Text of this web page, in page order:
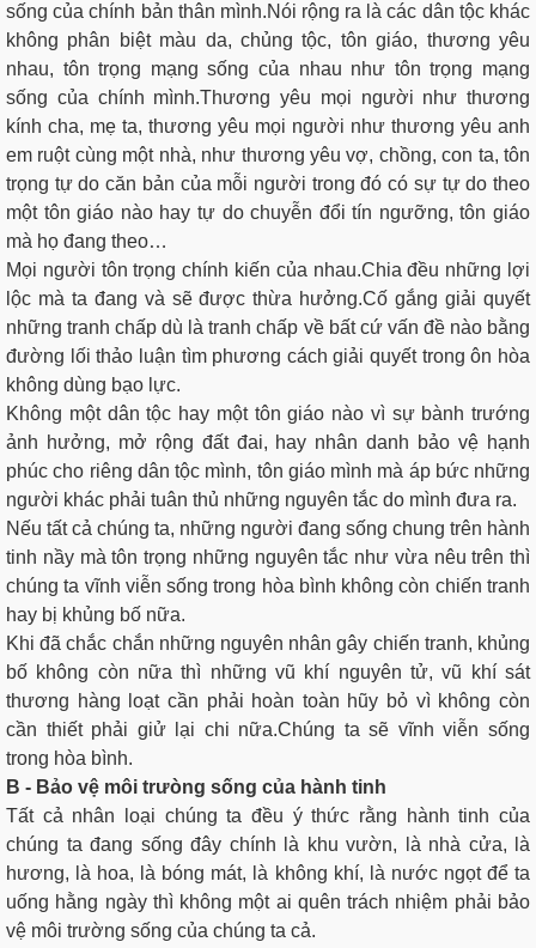
sống của chính bản thân mình.Nói rộng ra là các dân tộc khác
không phân biệt màu da, chủng tộc, tôn giáo, thương yêu
nhau, tôn trọng mạng sống của nhau như tôn trọng mạng
sống của chính mình.Thương yêu mọi người như thương
kính cha, mẹ ta, thương yêu mọi người như thương yêu anh
em ruột cùng một nhà, như thương yêu vợ, chồng, con ta, tôn
trọng tự do căn bản của mỗi người trong đó có sự tự do theo
một tôn giáo nào hay tự do chuyễn đổi tín ngưỡng, tôn giáo
mà họ đang theo…
Mọi người tôn trọng chính kiến của nhau.Chia đều những lợi
lộc mà ta đang và sẽ được thừa hưởng.Cố gắng giải quyết
những tranh chấp dù là tranh chấp về bất cứ vấn đề nào bằng
đường lối thảo luận tìm phương cách giải quyết trong ôn hòa
không dùng bạo lực.
Không một dân tộc hay một tôn giáo nào vì sự bành trướng
ảnh hưởng, mở rộng đất đai, hay nhân danh bảo vệ hạnh
phúc cho riêng dân tộc mình, tôn giáo mình mà áp bức những
người khác phải tuân thủ những nguyên tắc do mình đưa ra.
Nếu tất cả chúng ta, những người đang sống chung trên hành
tinh nầy mà tôn trọng những nguyên tắc như vừa nêu trên thì
chúng ta vĩnh viễn sống trong hòa bình không còn chiến tranh
hay bị khủng bố nữa.
Khi đã chắc chắn những nguyên nhân gây chiến tranh, khủng
bố không còn nữa thì những vũ khí nguyên tử, vũ khí sát
thương hàng loạt cần phải hoàn toàn hũy bỏ vì không còn
cần thiết phải giử lại chi nữa.Chúng ta sẽ vĩnh viễn sống
trong hòa bình.
B - Bảo vệ môi trưòng sống của hành tinh
Tất cả nhân loại chúng ta đều ý thức rằng hành tinh của
chúng ta đang sống đây chính là khu vườn, là nhà cửa, là
hương, là hoa, là bóng mát, là không khí, là nước ngọt để ta
uống hằng ngày thì không một ai quên trách nhiệm phải bảo
vệ môi trường sống của chúng ta cả.